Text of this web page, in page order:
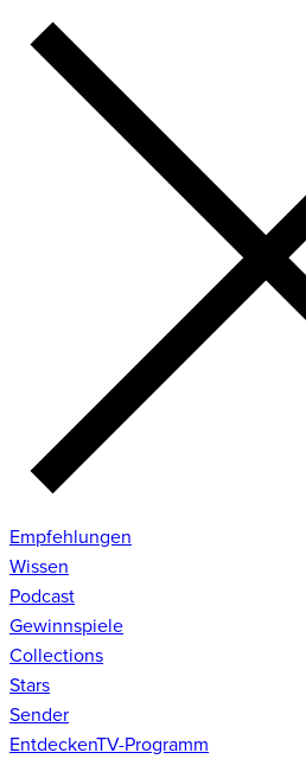
Empfehlungen
Wissen
Podcast
Gewinnspiele
Collections
Stars
Sender
EntdeckenTV-Programm